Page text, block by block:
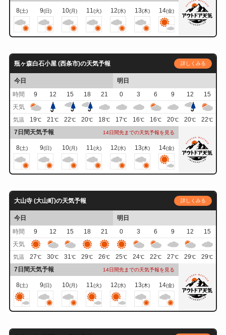
8(土) 9(日) 10(月) 11(火) 12(水) 13(木) 14(金)
瓶ヶ森白石小屋 (西条市)の天気予報 詳しくみる
今日
明日
時間
9 12 15 18 21 0 3 6 9 12
15
天気
気温 19℃ 21℃ 22℃ 20℃ 18℃ 17℃ 16℃ 16℃ 20℃ 20℃ 22℃
7日間天気予報 14日間先までの天気予報を見る
8(土) 9(日) 10(月) 11(火) 12(水) 13(木) 14(金)
大山寺 (大山町)の天気予報 詳しくみる
今日
明日
時間
9 12 15 18 21 0 3 6 9 12
15
天気
気温 27℃ 30℃ 31℃ 29℃ 26℃ 25℃ 24℃ 22℃ 27℃ 29℃ 29℃
7日間天気予報 14日間先までの天気予報を見る
8(土) 9(日) 10(月) 11(火) 12(水) 13(木) 14(金)